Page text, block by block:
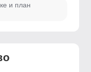
и план